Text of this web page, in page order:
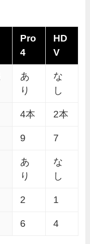
Pro
4
HD
V
あ
り
な
し
4本 2本
9 7
あ
り
な
し
2 1
6 4